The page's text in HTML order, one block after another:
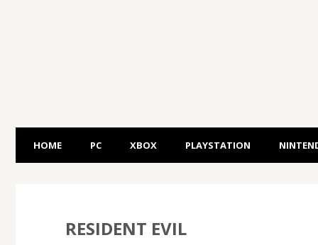
HOME PC XBOX PLAYSTATION
RESIDENT EVIL